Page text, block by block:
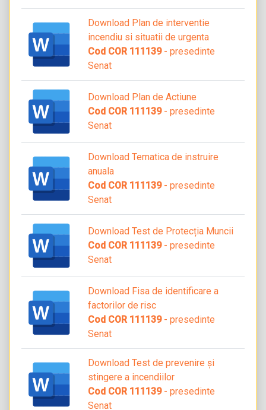
Download Plan de interventie
incendiu si situatii de urgenta
Cod COR 111139- presedinte
Senat
Download Plan de Actiune
Cod COR 111139- presedinte
Senat
Download Tematica de instruire
anuala
Cod COR 111139- presedinte
Senat
Download Test de Protecția Muncii
Cod COR 111139- presedinte
Senat
Download Fisa de identificare a
factorilor de risc
Cod COR 111139- presedinte
Senat
Download Test de prevenire și
stingere a incendiilor
Cod COR 111139- presedinte
Senat